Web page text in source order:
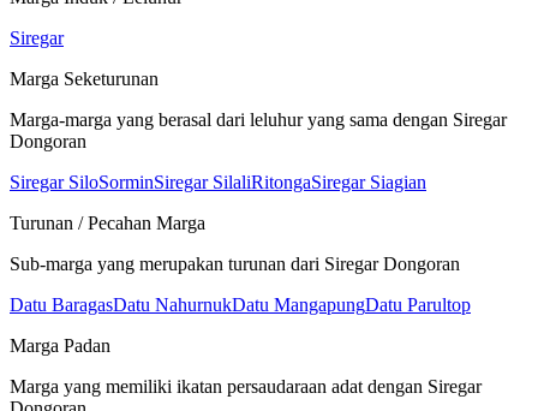
Siregar
Marga Seketurunan
Marga-marga yang berasal dari leluhur yang sama dengan Siregar
Dongoran
Siregar SiloSorminSiregar SilaliRitongaSiregar Siagian
Turunan / Pecahan Marga
Sub-marga yang merupakan turunan dari Siregar Dongoran
Datu BaragasDatu NahurnukDatu MangapungDatu Parultop
Marga Padan
Marga yang memiliki ikatan persaudaraan adat dengan Siregar